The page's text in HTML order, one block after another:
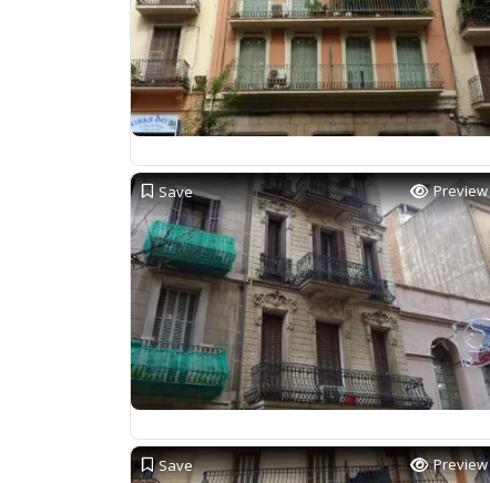
Save Preview
Save Preview